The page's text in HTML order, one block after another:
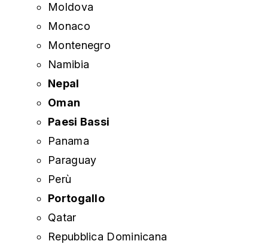
Moldova
Monaco
Montenegro
Namibia
Nepal
Oman
Paesi Bassi
Panama
Paraguay
Perù
Portogallo
Qatar
Repubblica Dominicana